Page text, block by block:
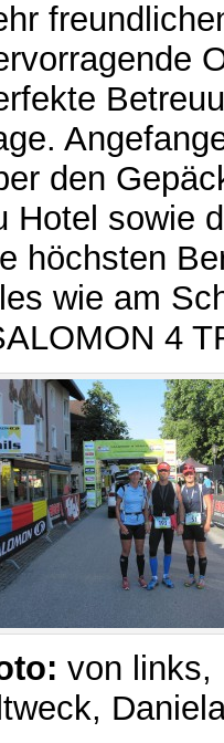
den
Hotel sowie
höchsten
wie am
4
von links,